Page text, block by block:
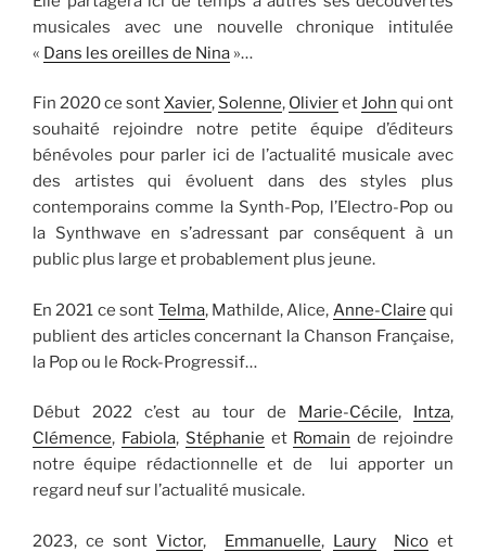
musicales avec une nouvelle chronique intitulée
« Dans les oreilles de Nina »…
Fin 2020 ce sontXavier, Solenne, OlivieretJohn qui ont
souhaité rejoindre notre petite équipe d’éditeurs
bénévoles pour parler ici de l’actualité musicale avec
des artistes qui évoluent dans des styles plus
contemporains comme la Synth-Pop, l’Electro-Pop ou
la Synthwave en s’adressant par conséquent à un
public plus large et probablement plus jeune.
En 2021 ce sont Telma, Mathilde, Alice, Anne-Claire qui
publient des articles concernant la Chanson Française,
la Pop ou le Rock-Progressif…
Début 2022 c’est au tour de Marie-Cécile, Intza,
Clémence, Fabiola, Stéphanie et Romain de rejoindre
notre équipe rédactionnelle et de lui apporter un
regard neuf sur l’actualité musicale.
2023, ce sontVictor, Emmanuelle, Laury Nicoet